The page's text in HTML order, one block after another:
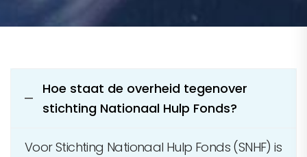
Hoe staat de overheid tegenover
stichting Nationaal Hulp Fonds?
Voor Stichting Nationaal Hulp Fonds (SNHF) is